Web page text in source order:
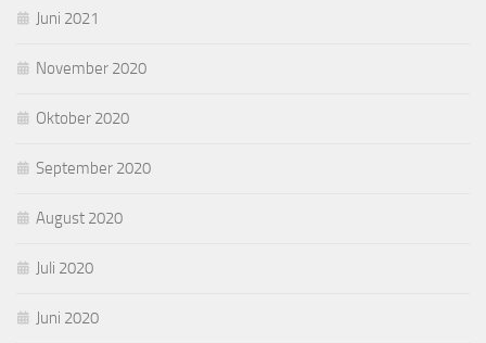
Juni 2021
November 2020
Oktober 2020
September 2020
August 2020
Juli 2020
Juni 2020